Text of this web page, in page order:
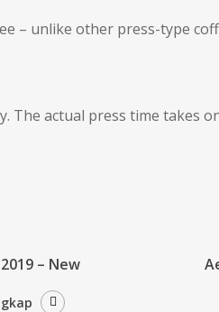
– unlike other press-type
The actual press time takes
– New